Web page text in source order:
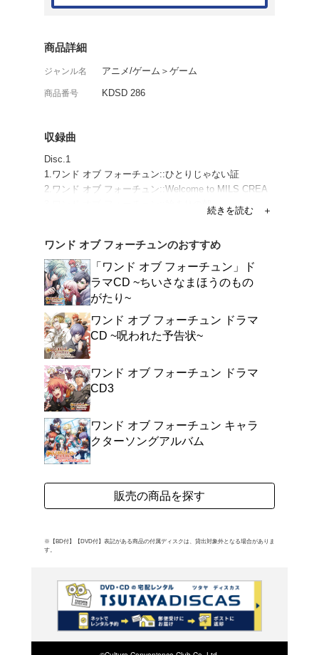
オブ フォーチュン』の
満載のオリジナル・サ
宿した、幻想的な音楽
ーム主題歌「ひとりじ
よく行く店舗を
ご利用店登録